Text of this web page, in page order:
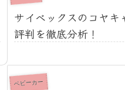
サイベックスのコヤキ
評判を徹底分析！
ベビーカー